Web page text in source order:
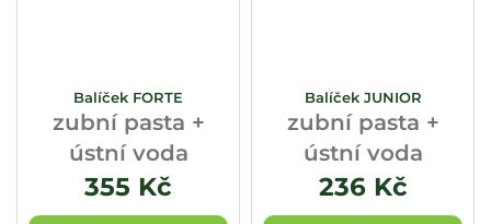
Balíček FORTE
zubní pasta +
ústní voda
355 Kč
Balíček JUNIOR
zubní pasta +
ústní voda
236 Kč